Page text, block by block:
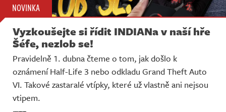
NOVINKA
Vyzkoušejte si řídit INDIANa v naší hře
Šéfe, nezlob se!
Pravidelně 1. dubna čteme o tom, jak došlo k
oznámení Half-Life 3 nebo odkladu Grand Theft Auto
VI. Takové zastaralé vtípky, které už vlastně ani nejsou
vtipem.